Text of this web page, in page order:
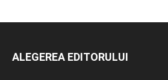
ALEGEREA EDITORULUI